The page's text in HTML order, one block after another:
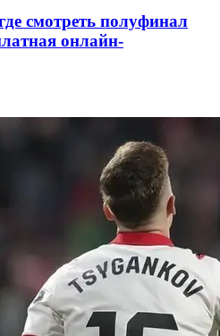
смотреть полуфинал
онлайн-